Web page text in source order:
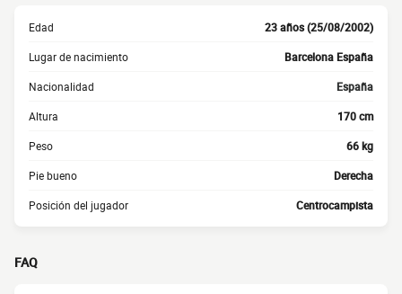
Edad 23 años (25/08/2002)
Lugar de nacimiento Barcelona España
Nacionalidad España
Altura 170 cm
Peso 66 kg
Pie bueno Derecha
Posición del jugador Centrocampista
FAQ